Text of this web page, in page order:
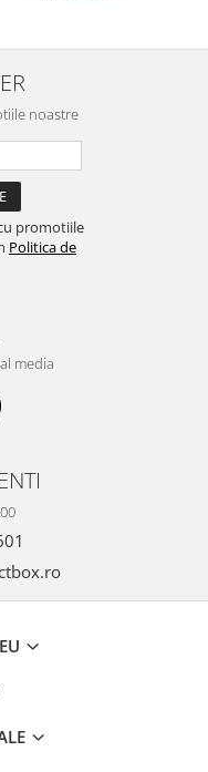
noastre
promotiile
Politica de
media